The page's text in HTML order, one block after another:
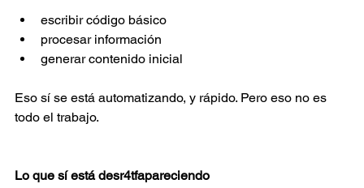
escribir código básico
procesar información
generar contenido inicial
Eso sí se está automatizando, y rápido. Pero eso no es
todo el trabajo.
Lo que sí está desr4tfapareciendo